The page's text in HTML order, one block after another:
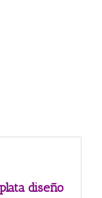
diseño